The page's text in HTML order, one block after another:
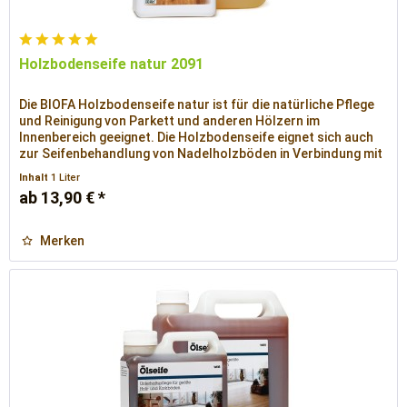
Holzbodenseife natur 2091
Die BIOFA Holzbodenseife natur ist für die natürliche Pflege
und Reinigung von Parkett und anderen Hölzern im
Innenbereich geeignet. Die Holzbodenseife eignet sich auch
zur Seifenbehandlung von Nadelholzböden in Verbindung mit
Inhalt1 Liter
ab 13,90 € *
Merken